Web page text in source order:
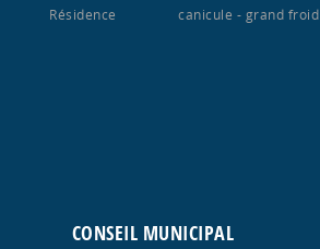
Résidence
canicule - grand froid
CONSEIL MUNICIPAL